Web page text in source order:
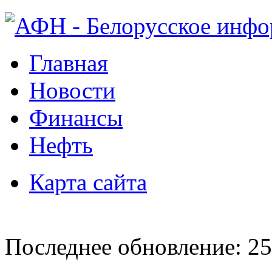
Главная
Новости
Финансы
Нефть
Карта сайта
Последнее обновление: